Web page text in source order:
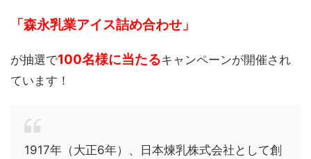
「森永乳業アイス詰め合わせ」
が抽選で100名様に当たるキャンペーンが開催され
ています！
1917年（大正6年）、日本煉乳株式会社として創